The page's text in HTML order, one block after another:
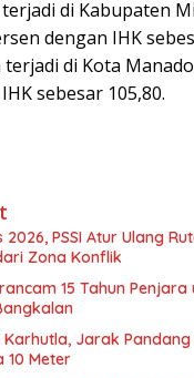
di Kabupaten
dengan IHK
di Kota
sebesar 105,80.
2026, PSSI Atur Ulang
Zona Konflik
15 Tahun Penjara
Jarak
10 Meter